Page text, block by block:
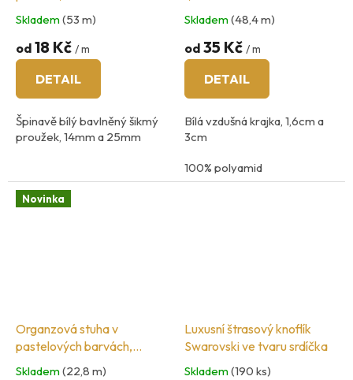
Skladem(53 m)
od 18 Kč / m
DETAIL
Špinavě bílý bavlněný šikmý
proužek, 14mm a 25mm
Skladem(48,4 m)
od 35 Kč / m
DETAIL
Bílá vzdušná krajka, 1,6cm a
3cm
100% polyamid
Novinka
Organzová stuha v
pastelových barvách,
25mm
Skladem(22,8 m)
Luxusní štrasový knoflík
Swarovski ve tvaru srdíčka
Skladem(190 ks)